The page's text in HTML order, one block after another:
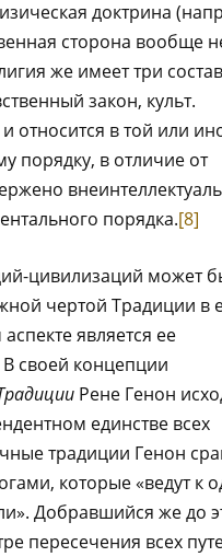
доктрина
сторона вообще
же имеет три
закон, культ.
относится в той или
порядку, в отличие от
порядка.[8]
цивилизаций может
чертой Традиции в
является ее
В своей концепции
Рене Генон
единстве всех
традиции Генон
которые «ведут к
Добравшийся же до
пересечения всех